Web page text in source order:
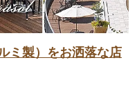
ミ製）をお洒落な店